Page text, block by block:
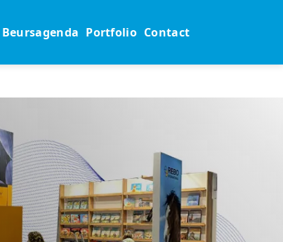
Beursagenda Portfolio Contact